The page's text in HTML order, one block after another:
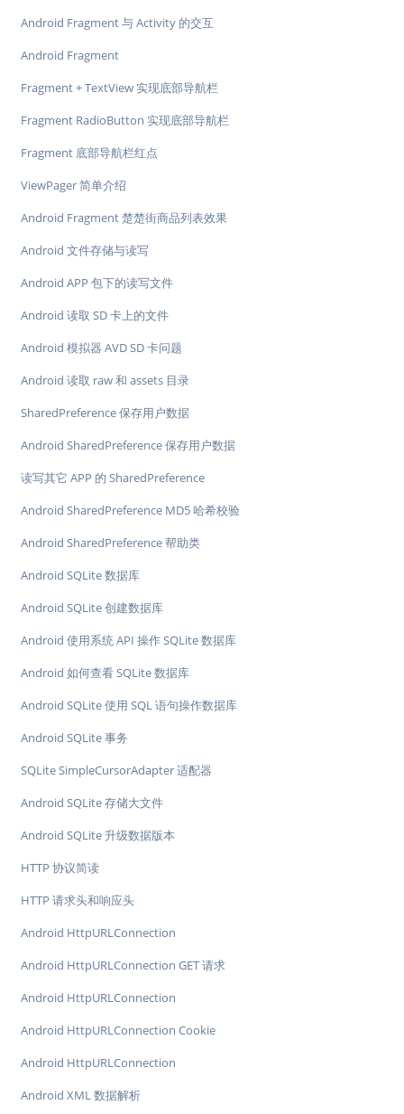
Android Fragment 与 Activity 的交互
Android Fragment
Fragment + TextView 实现底部导航栏
Fragment RadioButton 实现底部导航栏
Fragment 底部导航栏红点
ViewPager 简单介绍
Android Fragment 楚楚街商品列表效果
Android 文件存储与读写
Android APP 包下的读写文件
Android 读取 SD 卡上的文件
Android 模拟器 AVD SD 卡问题
Android 读取 raw 和 assets 目录
SharedPreference 保存用户数据
Android SharedPreference 保存用户数据
读写其它 APP 的 SharedPreference
Android SharedPreference MD5 哈希校验
Android SharedPreference 帮助类
Android SQLite 数据库
Android SQLite 创建数据库
Android 使用系统 API 操作 SQLite 数据库
Android 如何查看 SQLite 数据库
Android SQLite 使用 SQL 语句操作数据库
Android SQLite 事务
SQLite SimpleCursorAdapter 适配器
Android SQLite 存储大文件
Android SQLite 升级数据版本
HTTP 协议简读
HTTP 请求头和响应头
Android HttpURLConnection
Android HttpURLConnection GET 请求
Android HttpURLConnection
Android HttpURLConnection Cookie
Android HttpURLConnection
Android XML 数据解析